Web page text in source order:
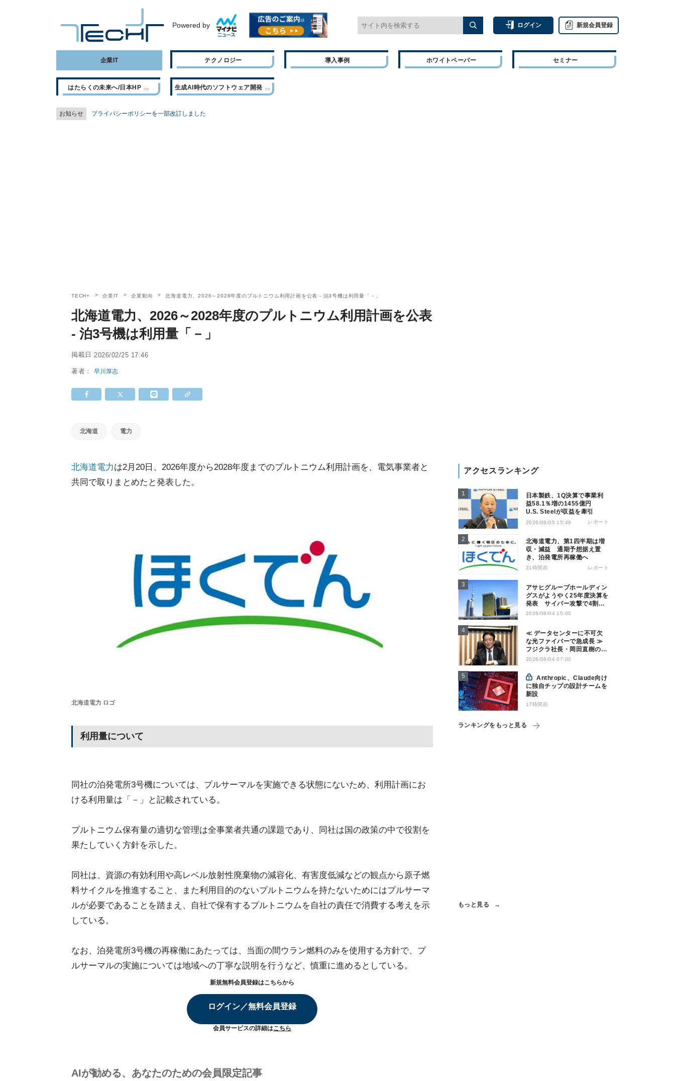
Powered by ログイン 新規会員登録
企業IT テクノロジー 導入事例 ホワイトペーパー セミナー
はたらくの未来へ/日本HP 生成AI時代のソフトウェア開発
お知らせ プライバシーポリシーを一部改訂しました
TECH+ 企業IT 企業動向 北海道電力、2026～2028年度のプルトニウム利用計画を公表 - 泊3号機は利用量「－」
北海道電力、2026～2028年度のプルトニウム利用計画を公表
- 泊3号機は利用量「－」
掲載日 2026/02/25 17:46
著者：早川厚志
北海道 電力
北海道電力は2月20日、2026年度から2028年度までのプルトニウム利用計画を、電気事業者と
共同で取りまとめたと発表した。
北海道電力 ロゴ
利用量について
同社の泊発電所3号機については、プルサーマルを実施できる状態にないため、利用計画にお
ける利用量は「－」と記載されている。
プルトニウム保有量の適切な管理は全事業者共通の課題であり、同社は国の政策の中で役割を
果たしていく方針を示した。
同社は、資源の有効利用や高レベル放射性廃棄物の減容化、有害度低減などの観点から原子燃
料サイクルを推進すること、また利用目的のないプルトニウムを持たないためにはプルサーマ
ルが必要であることを踏まえ、自社で保有するプルトニウムを自社の責任で消費する考えを示
している。
なお、泊発電所3号機の再稼働にあたっては、当面の間ウラン燃料のみを使用する方針で、プ
ルサーマルの実施については地域への丁寧な説明を行うなど、慎重に進めるとしている。
新規無料会員登録はこちらから
ログイン／無料会員登録
会員サービスの詳細はこちら
AIが勧める、あなたのための会員限定記事
アクセスランキング
日本製鉄、1Q決算で事業利
益58.1％増の1455億円
U.S. Steelが収益を牽引
2026/08/05 15:49 レポート
北海道電力、第1四半期は増
収・減益 通期予想据え置
き、泊発電所再稼働へ
21時間前 レポート
アサヒグループホールディン
グスがようやく25年度決算を
発表 サイバー攻撃で4割減
益
2026/08/04 15:00
≪ データセンターに不可欠
な光ファイバーで急成長 ≫
フジクラ社長・岡田直樹の技
術論「見えない技術優位性、
を！」
2026/08/04 07:00
Anthropic、Claude向け
に独自チップの設計チームを
新設
17時間前
ランキングをもっと見る
もっと見る